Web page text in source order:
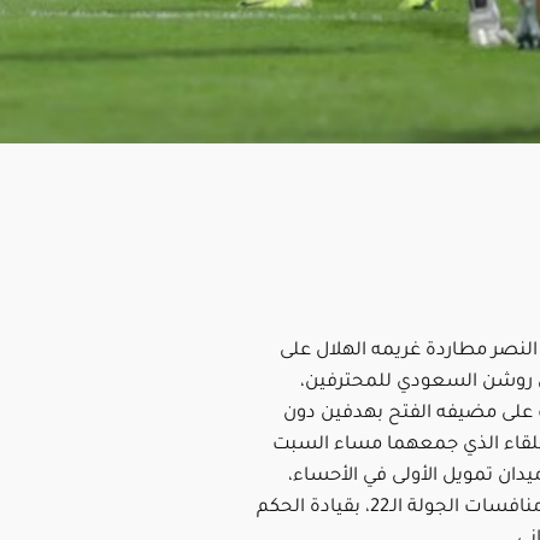
مطاردة غريمه الهلال على
روشن السعودي للمحترفين،
على مضيفه الفتح بهدفين دون
الذي جمعهما مساء السبت
تمويل الأولى في الأحساء،
ضمن ختام منافسات الجولة الـ22، بقيادة الحكم